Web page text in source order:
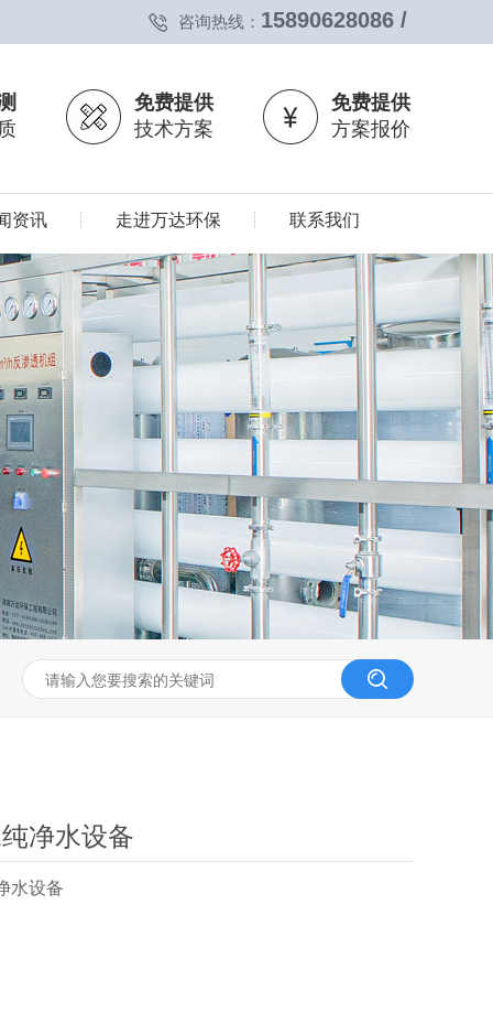
咨询热线： 15890628086 /
免费提供
技术方案
免费提供
方案报价
资讯 走进万达环保 联系我们
净水设备
水设备